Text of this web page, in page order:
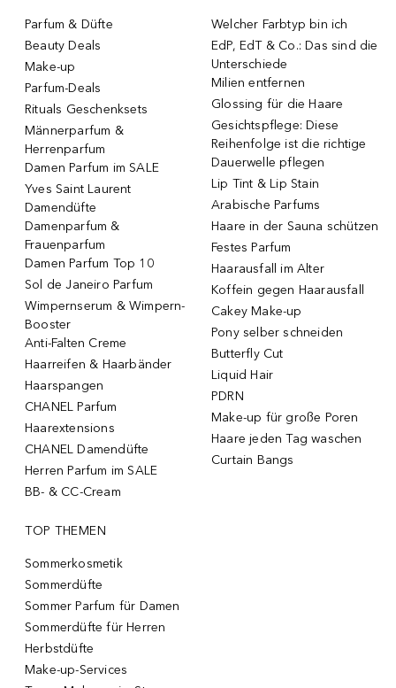
Parfum & Düfte
Beauty Deals
Make-up
Parfum-Deals
Rituals Geschenksets
Männerparfum &
Herrenparfum
Damen Parfum im SALE
Yves Saint Laurent
Damendüfte
Damenparfum &
Frauenparfum
Damen Parfum Top 10
Sol de Janeiro Parfum
Wimpernserum & Wimpern-
Booster
Anti-Falten Creme
Haarreifen & Haarbänder
Haarspangen
CHANEL Parfum
Haarextensions
CHANEL Damendüfte
Herren Parfum im SALE
BB- & CC-Cream
Welcher Farbtyp bin ich
EdP, EdT & Co.: Das sind die
Unterschiede
Milien entfernen
Glossing für die Haare
Gesichtspflege: Diese
Reihenfolge ist die richtige
Dauerwelle pflegen
Lip Tint & Lip Stain
Arabische Parfums
Haare in der Sauna schützen
Festes Parfum
Haarausfall im Alter
Koffein gegen Haarausfall
Cakey Make-up
Pony selber schneiden
Butterfly Cut
Liquid Hair
PDRN
Make-up für große Poren
Haare jeden Tag waschen
Curtain Bangs
TOP THEMEN
Sommerkosmetik
Sommerdüfte
Sommer Parfum für Damen
Sommerdüfte für Herren
Herbstdüfte
Make-up-Services